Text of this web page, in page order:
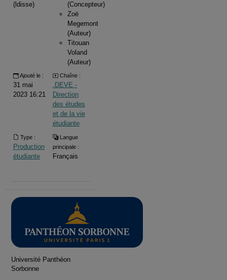
(ldisse)
(Concepteur)
Zoë
Megemont
(Auteur)
Titouan
Voland
(Auteur)
Ajouté le :
31 mai
2023 16:21
Chaîne :
.DEVE -
Direction
des études
et de la vie
étudiante
Type :
Production
étudiante
Langue
principale :
Français
Université Panthéon
Sorbonne